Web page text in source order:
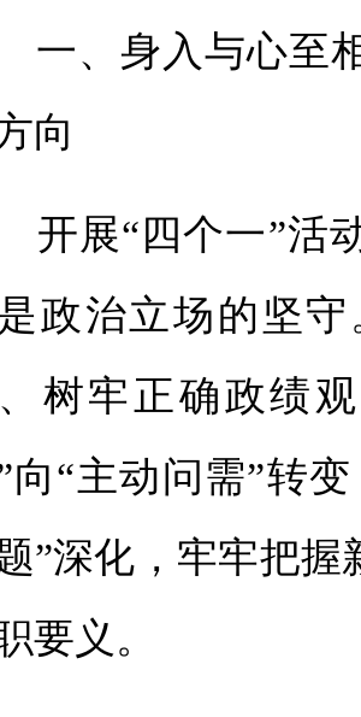
、身入与心至相
向
展“四个一”活动
政治立场的坚
树牢正确政绩
向“主动问需”转
”深化，牢牢把
要义。